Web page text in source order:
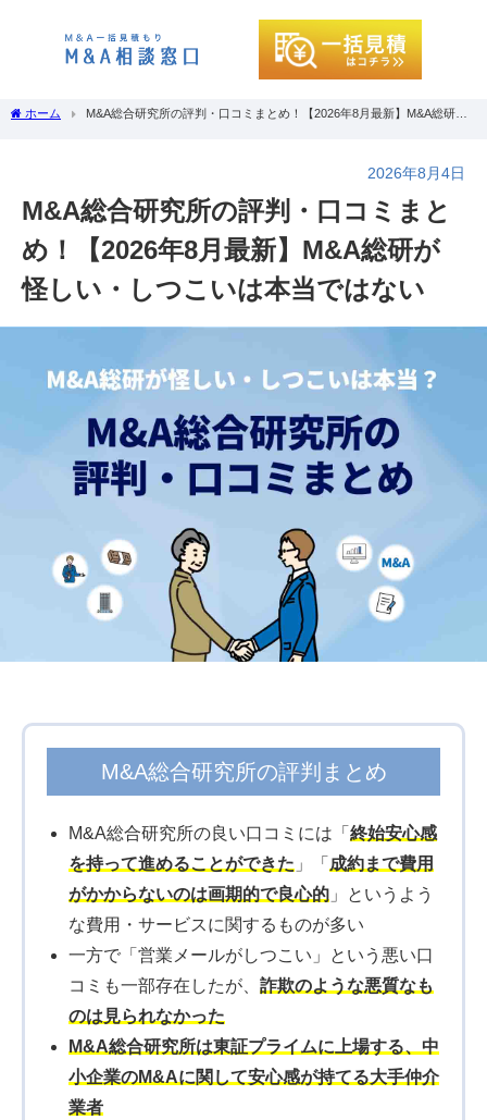
ホーム
M&A総合研究所の評判・口コミまとめ！【2026年8月最新】M&A総研が
2026年8月4日
M&A総合研究所の評判・口コミまと
め！【2026年8月最新】M&A総研が
怪しい・しつこいは本当ではない
M&A総合研究所の評判まとめ
M&A総合研究所の良い口コミには「 終始安心感
を持って進めることができた 」「 成約まで費用
がかからないのは画期的で良心的 」というよう
な費用・サービスに関するものが多い
一方で「営業メールがしつこい」という悪い口
コミも一部存在したが、 詐欺のような悪質なも
のは見られなかった
M&A総合研究所は東証プライムに上場する、中
小企業のM&Aに関して安心感が持てる大手仲介
業者